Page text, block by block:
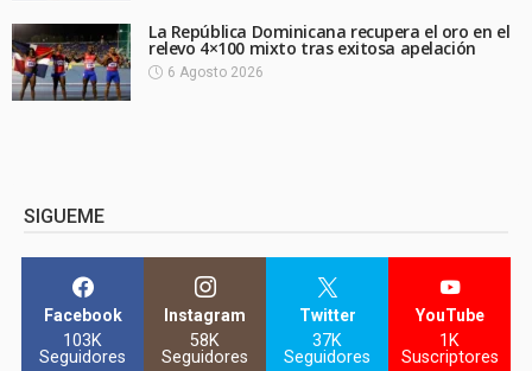
La República Dominicana recupera el oro en el
relevo 4×100 mixto tras exitosa apelación
6 Agosto 2026
SIGUEME
Facebook
103K
Seguidores
Instagram
58K
Seguidores
Twitter
37K
Seguidores
YouTube
1K
Suscriptores